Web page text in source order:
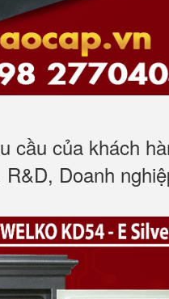
cầu của khách
Doanh